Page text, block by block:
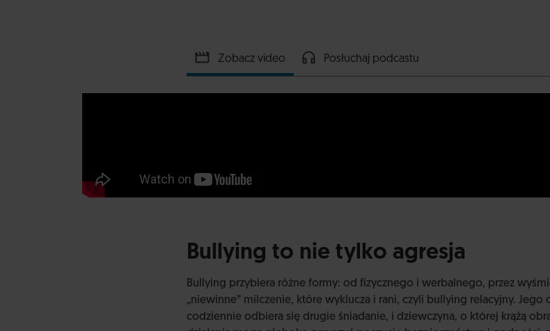
Zobacz video Posłuchaj podcastu
Bullying to nie tylko agresja
Bullying przybiera różne formy: od fizycznego i werbalnego, przez
„niewinne” milczenie, które wyklucza i rani, czyli bullying relacyjny. Jego
codziennie odbiera się drugie śniadanie, i dziewczyna, o której krążą